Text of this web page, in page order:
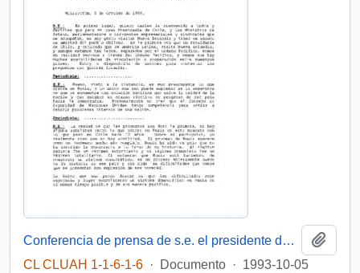
Conferencia de prensa de s.e. el presidente de la república, D. Patricio Aylwin Azócar, en Wellington.
CL CLUAH 1-1-6-1-6 · Documento · 1993-10-05